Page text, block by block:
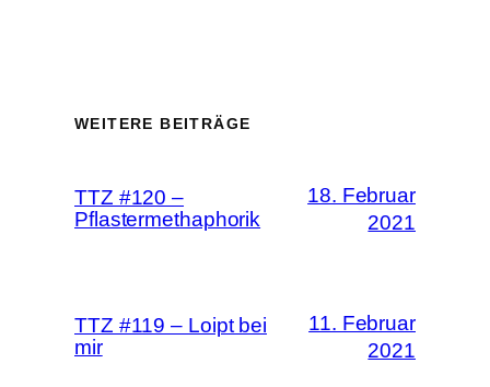
WEITERE BEITRÄGE
TTZ #120 –
Pflastermethaphorik
18. Februar
2021
TTZ #119 – Loipt bei
mir
11. Februar
2021